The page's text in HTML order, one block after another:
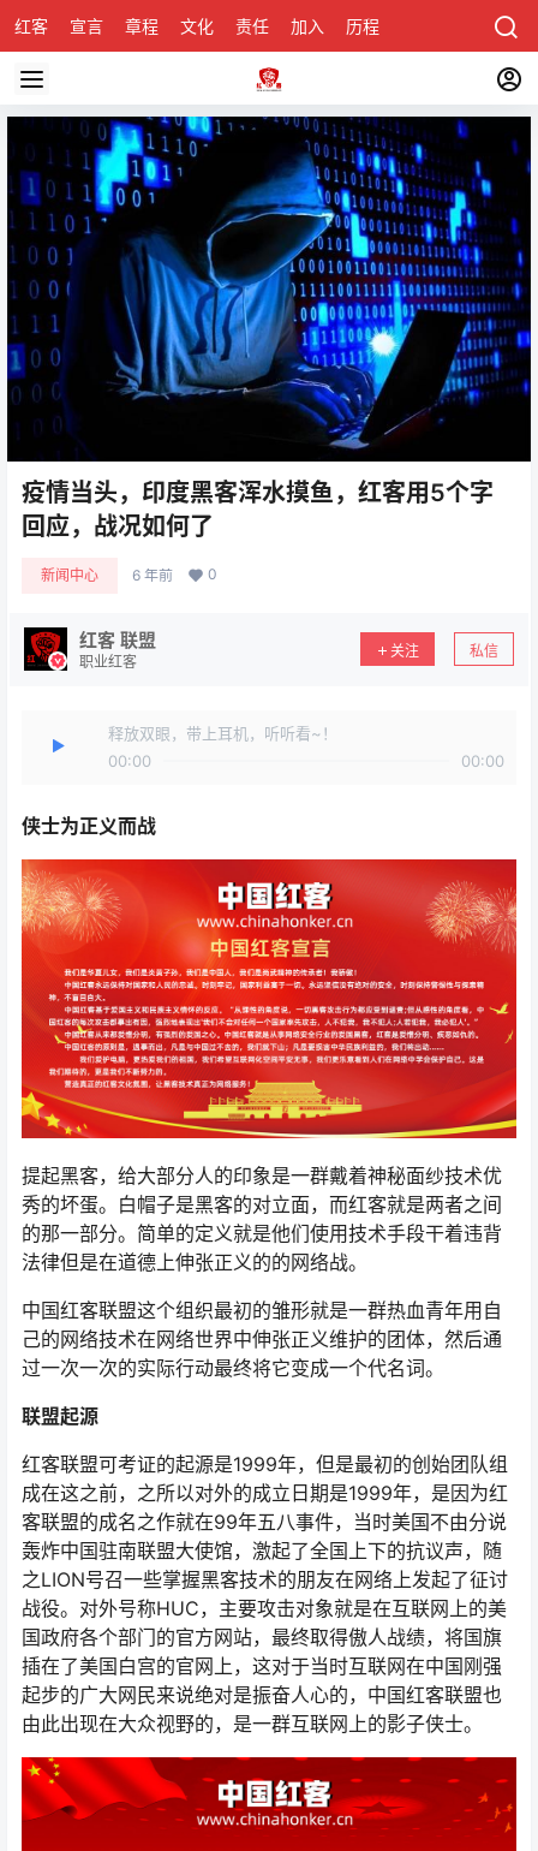
红客 宣言 章程 文化 责任 加入 历程 关于
疫情当头，印度黑客浑水摸鱼，红客用5个字
回应，战况如何了
新闻中心 6 年前 0
红客 联盟
职业红客
关注 私信
释放双眼，带上耳机，听听看~！
00:00
00:00
侠士为正义而战
提起黑客，给大部分人的印象是一群戴着神秘面纱技术优
秀的坏蛋。白帽子是黑客的对立面，而红客就是两者之间
的那一部分。简单的定义就是他们使用技术手段干着违背
法律但是在道德上伸张正义的的网络战。
中国红客联盟这个组织最初的雏形就是一群热血青年用自
己的网络技术在网络世界中伸张正义维护的团体，然后通
过一次一次的实际行动最终将它变成一个代名词。
联盟起源
红客联盟可考证的起源是1999年，但是最初的创始团队组
成在这之前，之所以对外的成立日期是1999年，是因为红
客联盟的成名之作就在99年五八事件，当时美国不由分说
轰炸中国驻南联盟大使馆，激起了全国上下的抗议声，随
之LION号召一些掌握黑客技术的朋友在网络上发起了征讨
战役。对外号称HUC，主要攻击对象就是在互联网上的美
国政府各个部门的官方网站，最终取得傲人战绩，将国旗
插在了美国白宫的官网上，这对于当时互联网在中国刚强
起步的广大网民来说绝对是振奋人心的，中国红客联盟也
由此出现在大众视野的，是一群互联网上的影子侠士。